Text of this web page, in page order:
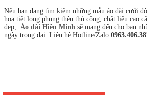
Nếu bạn đang tìm kiếm những mẫu áo dài cưới
họa tiết long phụng thêu thủ công, chất liệu cao
đẹp,
Áo dài Hiền Minh sẽ mang đến cho bạn
ngày trọng đại. Liên hệ Hotline/Zalo